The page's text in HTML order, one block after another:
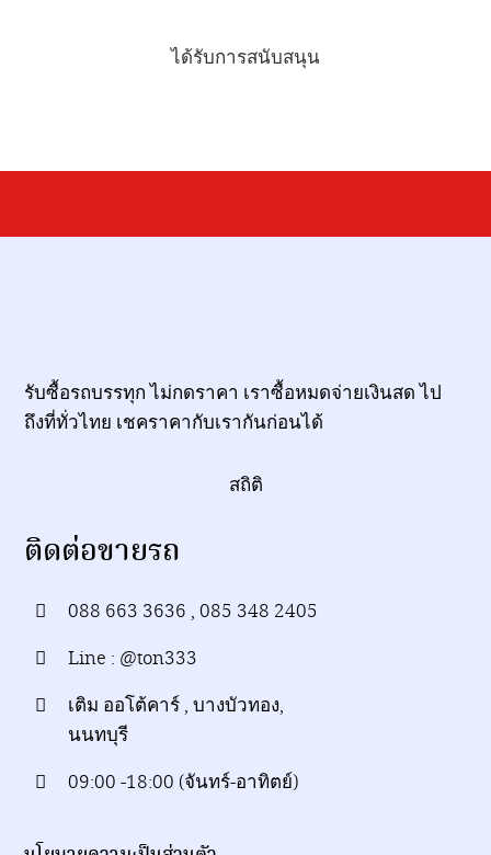
ได้รับการสนับสนุน
รับซื้อรถบรรทุก ไม่กดราคา เราซื้อหมดจ่ายเงินสด ไป
ถึงที่ทั่วไทย เชคราคากับเรากันก่อนได้‎
สถิติ
ติดต่อขายรถ
088 663 3636 , 085 348 2405
Line : @ton333
เติม ออโต้คาร์ , บางบัวทอง,
นนทบุรี
09:00 -18:00 (จันทร์-อาทิตย์)